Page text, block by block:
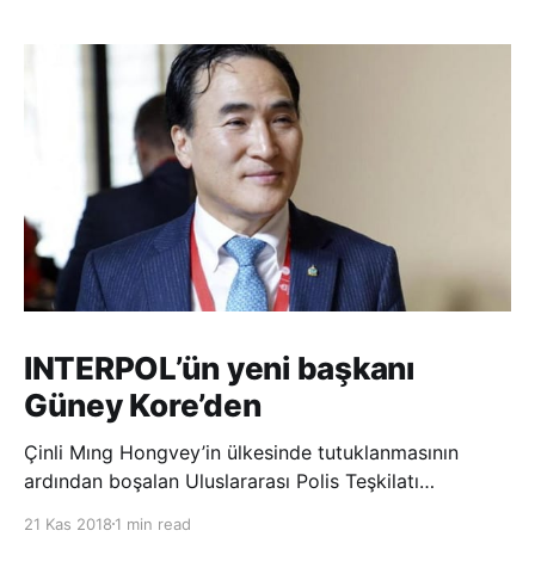
INTERPOL’ün yeni başkanı
Güney Kore’den
Çinli Mıng Hongvey’in ülkesinde tutuklanmasının
ardından boşalan Uluslararası Polis Teşkilatı
seçildi. INTERPOL Genel Kurulu’nun Dubai’deki
21 Kas 2018 1 min read